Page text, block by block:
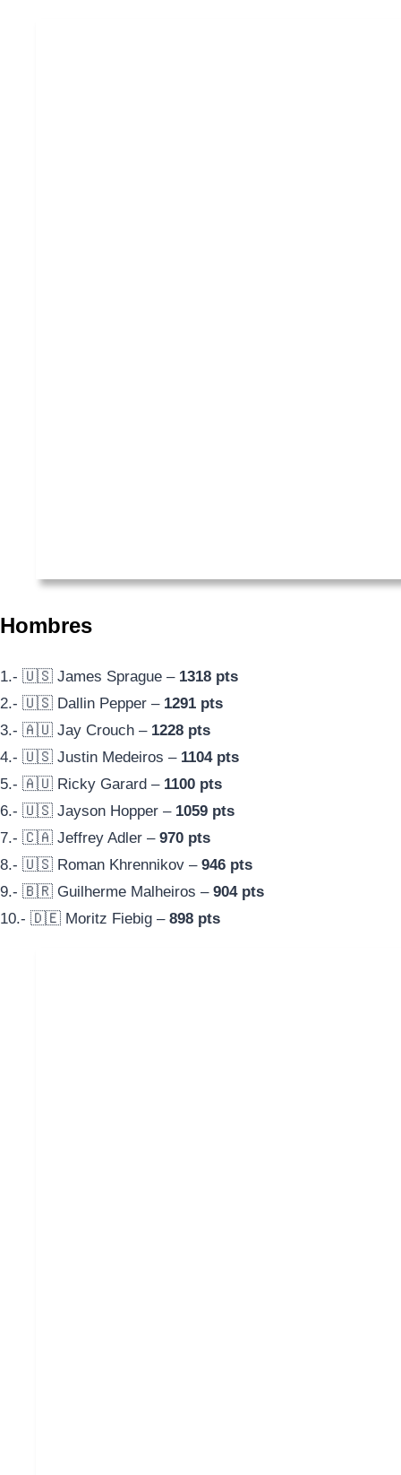
Hombres
1.- 🇺🇸 James Sprague – 1318 pts
2.- 🇺🇸 Dallin Pepper – 1291 pts
3.- 🇦🇺 Jay Crouch – 1228 pts
4.- 🇺🇸 Justin Medeiros – 1104 pts
5.- 🇦🇺 Ricky Garard – 1100 pts
6.- 🇺🇸 Jayson Hopper – 1059 pts
7.- 🇨🇦 Jeffrey Adler – 970 pts
8.- 🇺🇸 Roman Khrennikov – 946 pts
9.- 🇧🇷 Guilherme Malheiros – 904 pts
10.- 🇩🇪 Moritz Fiebig – 898 pts